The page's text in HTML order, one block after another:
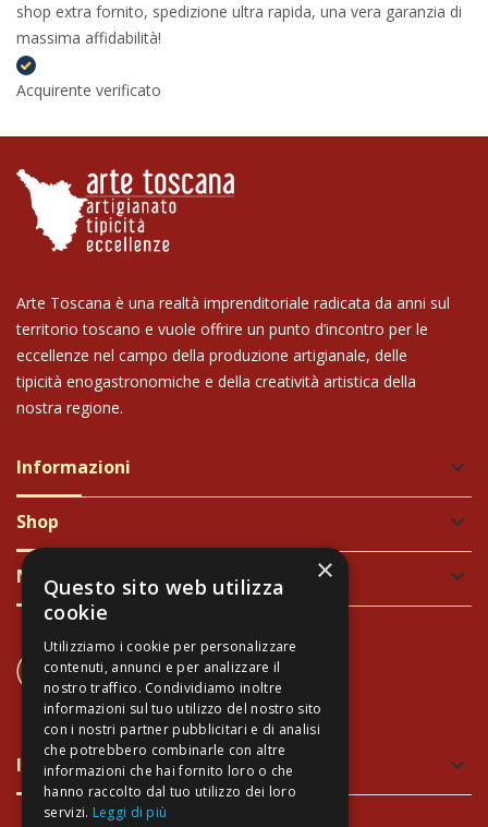
shop extra fornito, spedizione ultra rapida, una vera garanzia di
massima affidabilità!
Acquirente verificato
Arte Toscana è una realtà imprenditoriale radicata da anni sul
territorio toscano e vuole offrire un punto d’incontro per le
eccellenze nel campo della produzione artigianale, delle
tipicità enogastronomiche e della creatività artistica della
nostra regione.
Informazioni keyboard_arrow_down
Shop keyboard_arrow_down
Newsletter keyboard_arrow_down
CONTATTACI
+39 337 689965
Imballaggio verde e sicuro keyboard_arrow_down
×
Questo sito web utilizza
cookie
Utilizziamo i cookie per personalizzare
contenuti, annunci e per analizzare il
nostro traffico. Condividiamo inoltre
informazioni sul tuo utilizzo del nostro sito
con i nostri partner pubblicitari e di analisi
che potrebbero combinarle con altre
informazioni che hai fornito loro o che
hanno raccolto dal tuo utilizzo dei loro
servizi. Leggi di più